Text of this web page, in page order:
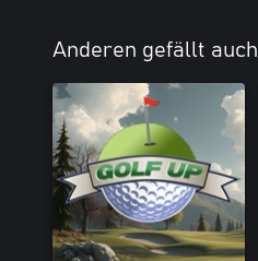
Anderen gefällt auch